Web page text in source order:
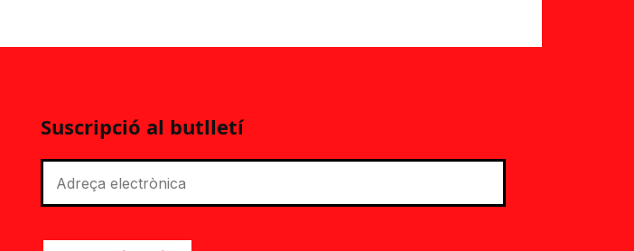
Suscripció al butlletí